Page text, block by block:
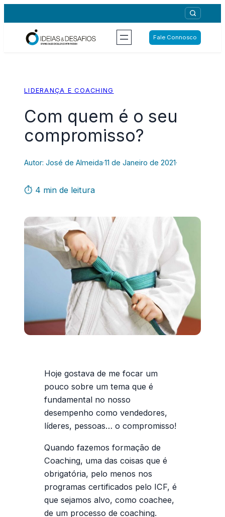
para
Fale Connosco
LIDERANÇA E COACHING
Com quem é o seu
compromisso?
Autor: José de Almeida·11 de Janeiro de 2021·
⏱ 4 min de leitura
Hoje gostava de me focar um
pouco sobre um tema que é
fundamental no nosso
desempenho como vendedores,
líderes, pessoas… o compromisso!
Quando fazemos formação de
Coaching, uma das coisas que é
obrigatória, pelo menos nos
programas certificados pelo ICF, é
que sejamos alvo, como coachee,
de um processo de coaching.